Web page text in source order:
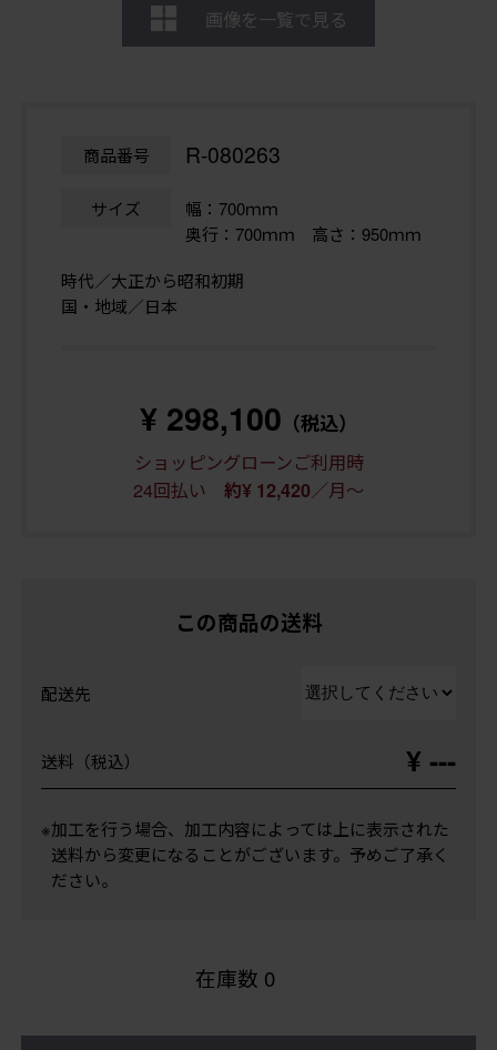
画像を一覧で見る
商品番号 R-080263
サイズ
幅：700ｍｍ
奥行：700ｍｍ 高さ：950ｍｍ
時代／大正から昭和初期
国・地域／日本
¥ 298,100 （税込）
ショッピングローンご利用時
24回払い 約¥ 12,420／月～
この商品の送料
配送先
送料（税込） ¥ ---
※加工を行う場合、加工内容によっては上に表示された
送料から変更になることがございます。予めご了承く
ださい。
在庫数 0